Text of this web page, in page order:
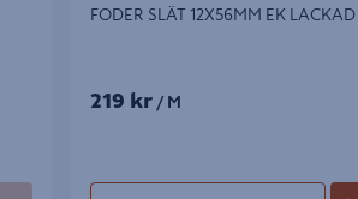
FODER SLÄT 12X56MM EK LACKAD
219 kr / M